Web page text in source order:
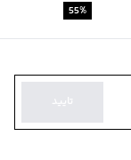
55%
تایید